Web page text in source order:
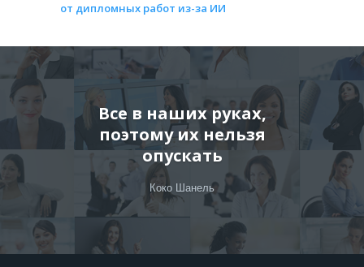
от дипломных работ из-за ИИ
Все в наших руках,
поэтому их нельзя
опускать
Коко Шанель